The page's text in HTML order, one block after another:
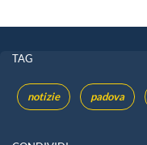
TAG
notizie padova